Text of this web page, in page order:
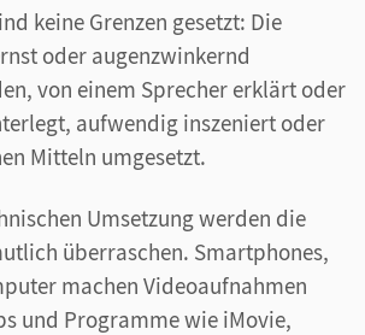
keine Grenzen gesetzt: Die
oder augenzwinkernd
von einem Sprecher erklärt oder
aufwendig inszeniert oder
Mitteln umgesetzt.
Umsetzung werden die
überraschen. Smartphones,
machen Videoaufnahmen
und Programme wie iMovie,